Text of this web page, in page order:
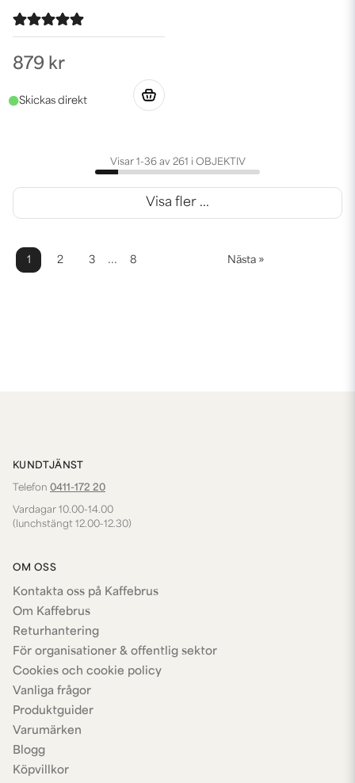
879 kr
Visar 1-36 av 261 i OBJEKTIV
Visa fler ...
1 2 3 ... 8 Nästa »
KUNDTJÄNST
Telefon 0411-172 20
Vardagar 10.00-14.00
(lunchstängt 12.00-12.30)
OM OSS
Kontakta oss på Kaffebrus
Om Kaffebrus
Returhantering
För organisationer & offentlig sektor
Cookies och cookie policy
Vanliga frågor
Produktguider
Varumärken
Blogg
Köpvillkor